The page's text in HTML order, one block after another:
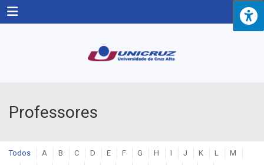
Menu
Professores
Todos A B C D E F G H I J K L
M